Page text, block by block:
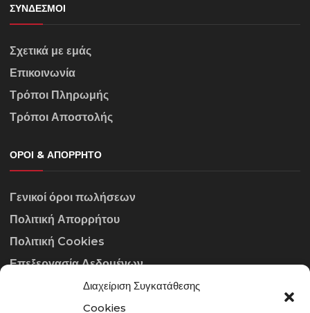
Διαχείριση Συγκατάθεσης
Cookies
ΣΎΝΔΕΣΜΟΙ
Σχετικά με εμάς
Επικοινωνία
Τρόποι Πληρωμής
Τρόποι Αποστολής
ΌΡΟΙ & ΑΠΌΡΡΗΤΟ
Γενικοί όροι πωλήσεων
Πολιτική Απορρήτου
Πολιτική Cookies
Επεξεργασία Δεδομένων
ΣΤΟΙΧΕΊΑ ΕΠΙΚΟΙΝΩΝΊΑΣ